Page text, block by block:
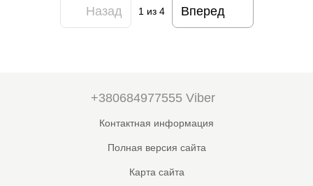
Назад 1 из 4 Вперед
+380684977555 Viber
Контактная информация
Полная версия сайта
Карта сайта